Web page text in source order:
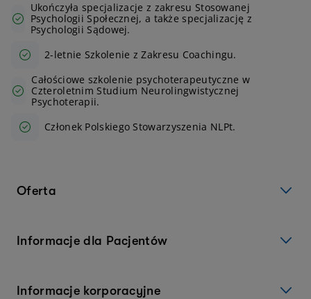
Ukończyła specjalizacje z zakresu Stosowanej
Psychologii Społecznej, a także specjalizację z
Psychologii Sądowej.
2-letnie Szkolenie z Zakresu Coachingu.
Całościowe szkolenie psychoterapeutyczne w
Czteroletnim Studium Neurolingwistycznej
Psychoterapii.
Członek Polskiego Stowarzyszenia NLPt.
Oferta
Informacje dla Pacjentów
Informacje korporacyjne